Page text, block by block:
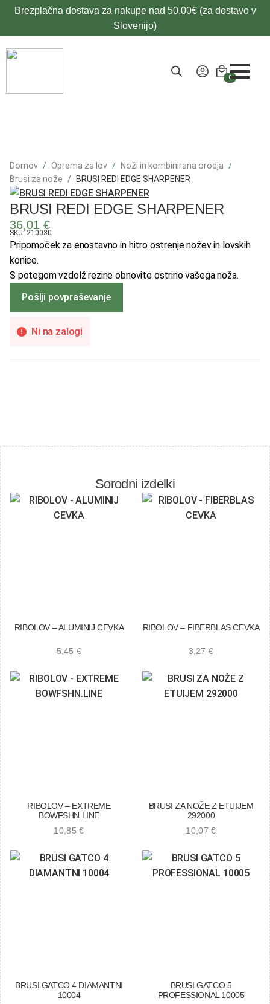
Brezplačna dostava za nakupe nad 50,00€ (za dostavo v
Slovenijo)
0
Domov Oprema za lov
Noži in kombinirana orodja
Brusi za nože
BRUSI REDI EDGE SHARPENER
BRUSI REDI EDGE SHARPENER
36,01 €
SKU: 210030
Pripomoček za enostavno in hitro ostrenje nožev in lovskih
konice.
S potegom vzdolž rezine obnovite ostrino vašega noža.
Pošlji povpraševanje
Ni na zalogi
Sorodni izdelki
RIBOLOV – ALUMINIJ CEVKA
5,45€
RIBOLOV – FIBERBLAS CEVKA
3,27€
RIBOLOV – EXTREME
BOWFSHN.LINE
10,85€
BRUSI ZA NOŽE Z ETUIJEM
292000
10,07€
BRUSI GATCO 4 DIAMANTNI
10004
BRUSI GATCO 5
PROFESSIONAL 10005